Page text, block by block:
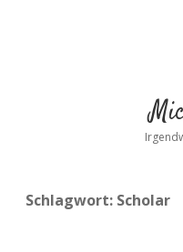
Schlagwort: Scholar